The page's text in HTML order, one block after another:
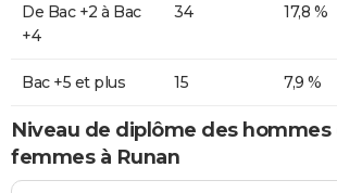
De Bac +2 à Bac
+4
34 17,8 %
Bac +5 et plus 15 7,9 %
Niveau de diplôme des hommes
femmes à Runan